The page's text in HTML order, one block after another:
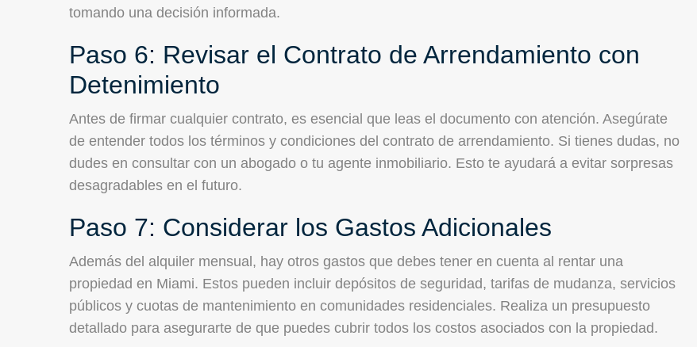
tomando una decisión informada.
Paso 6: Revisar el Contrato de Arrendamiento con
Detenimiento
Antes de firmar cualquier contrato, es esencial que leas el documento con atención. Asegúrate
de entender todos los términos y condiciones del contrato de arrendamiento. Si tienes dudas, no
dudes en consultar con un abogado o tu agente inmobiliario. Esto te ayudará a evitar sorpresas
desagradables en el futuro.
Paso 7: Considerar los Gastos Adicionales
Además del alquiler mensual, hay otros gastos que debes tener en cuenta al rentar una
propiedad en Miami. Estos pueden incluir depósitos de seguridad, tarifas de mudanza, servicios
públicos y cuotas de mantenimiento en comunidades residenciales. Realiza un presupuesto
detallado para asegurarte de que puedes cubrir todos los costos asociados con la propiedad.